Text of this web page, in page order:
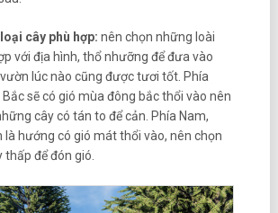
cây phù hợp: nên chọn những loài
với địa hình, thổ nhưỡng để đưa vào
lúc nào cũng được tươi tốt. Phía
sẽ có gió mùa đông bắc thổi vào nên
cây có tán to để cản. Phía Nam,
là hướng có gió mát thổi vào, nên chọn
để đón gió.